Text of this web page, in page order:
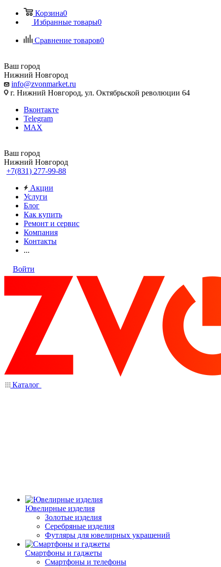
Корзина0
Избранные товары0
Сравнение товаров0
Ваш город
Нижний Новгород
info@zvonmarket.ru
г. Нижний Новгород, ул. Октябрьской революции 64
Вконтакте
Telegram
MAX
Ваш город
Нижний Новгород
+7(831) 277-99-88
Акции
Услуги
Блог
Как купить
Ремонт и сервис
Компания
Контакты
...
Войти
Каталог
Ювелирные изделия
Золотые изделия
Серебряные изделия
Футляры для ювелирных украшений
Смартфоны и гаджеты
Смартфоны и телефоны